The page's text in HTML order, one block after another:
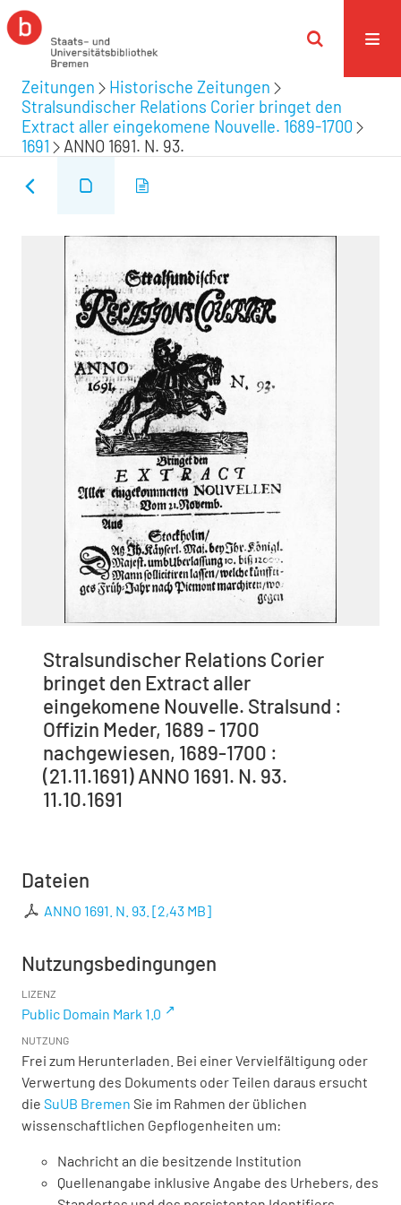
Zeitungen
Historische Zeitungen
Stralsundischer Relations Corier bringet den
Extract aller eingekomene Nouvelle. 1689-1700
1691
ANNO 1691. N. 93.
Stralsundischer Relations Corier
bringet den Extract aller
eingekomene Nouvelle. Stralsund :
Offizin Meder, 1689 - 1700
nachgewiesen, 1689-1700 :
(21.11.1691) ANNO 1691. N. 93.
11.10.1691
Dateien
ANNO 1691. N. 93. [2,43 MB]
Nutzungsbedingungen
LIZENZ
Public Domain Mark 1.0
NUTZUNG
Frei zum Herunterladen. Bei einer Vervielfältigung oder
Verwertung des Dokuments oder Teilen daraus ersucht
die SuUB Bremen Sie im Rahmen der üblichen
wissenschaftlichen Gepflogenheiten um:
Nachricht an die besitzende Institution
Quellenangabe inklusive Angabe des Urhebers, des